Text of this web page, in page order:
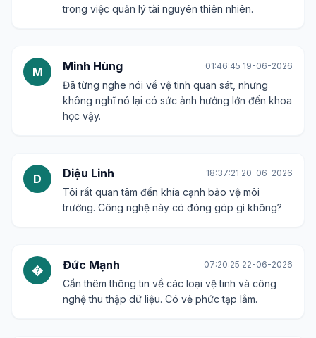
trong việc quản lý tài nguyên thiên nhiên.
M Minh Hùng 01:46:45 19-06-2026
Đã từng nghe nói về vệ tinh quan sát, nhưng
không nghĩ nó lại có sức ảnh hưởng lớn đến khoa
học vậy.
D Diệu Linh 18:37:21 20-06-2026
Tôi rất quan tâm đến khía cạnh bảo vệ môi
trường. Công nghệ này có đóng góp gì không?
� Đức Mạnh 07:20:25 22-06-2026
Cần thêm thông tin về các loại vệ tinh và công
nghệ thu thập dữ liệu. Có vẻ phức tạp lắm.